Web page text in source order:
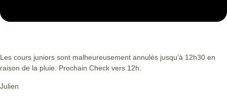
Les cours juniors sont malheureusement annulés jusqu’à 12h30 en
raison de la pluie. Prochain Check vers 12h.
Julien